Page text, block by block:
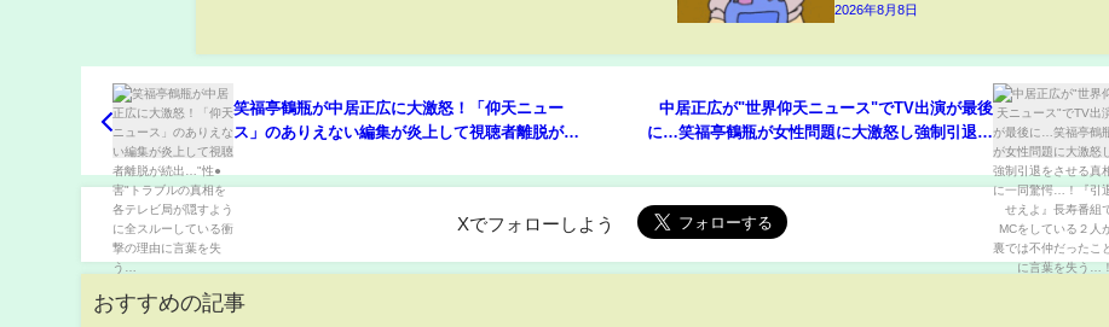
2026年8月8日
笑福亭鶴瓶が中居正広に大激怒！「仰天ニュー
ス」のありえない編集が炎上して視聴者離脱が続
うに全スルーしている衝撃の理由に言葉を失う…
中居正広が"世界仰天ニュース"でTV出演が最後
に…笑福亭鶴瓶が女性問題に大激怒し強制引退を
組でMCをしている２人が裏では不仲だったことに
Xでフォローしよう
おすすめの記事